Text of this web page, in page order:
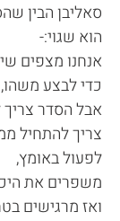
סאליבן הבין
הוא שגוי:-
אנחנו מצפים
כדי לבצע משהו,
אבל הסדר צריך
צריך להתחיל
לפעול באומץ,
משפרים את
ואז מרגישים